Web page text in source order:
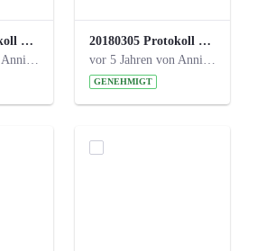
20180611 Protokoll 23. Steuerungskreis.pdf
vor 5 Jahren von Anni Schlumberger
20180305 Protokoll 22. Steuerungskreis.pdf
vor 5 Jahren von Anni Schlumberger
GENEHMIGT